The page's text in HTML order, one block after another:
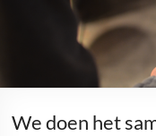
We doen het